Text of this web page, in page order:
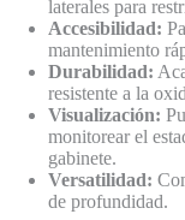
laterales para
Accesibilidad:
mantenimiento
Durabilidad:
resistente a la
Visualización:
monitorear el
gabinete.
Versatilidad:
de profundidad.